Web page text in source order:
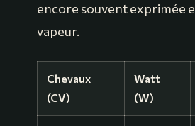
encore souvent exprimée
vapeur.
Chevaux
(CV)
Watt
(W)